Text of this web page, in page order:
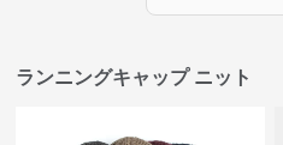
ランニングキャップ ニット